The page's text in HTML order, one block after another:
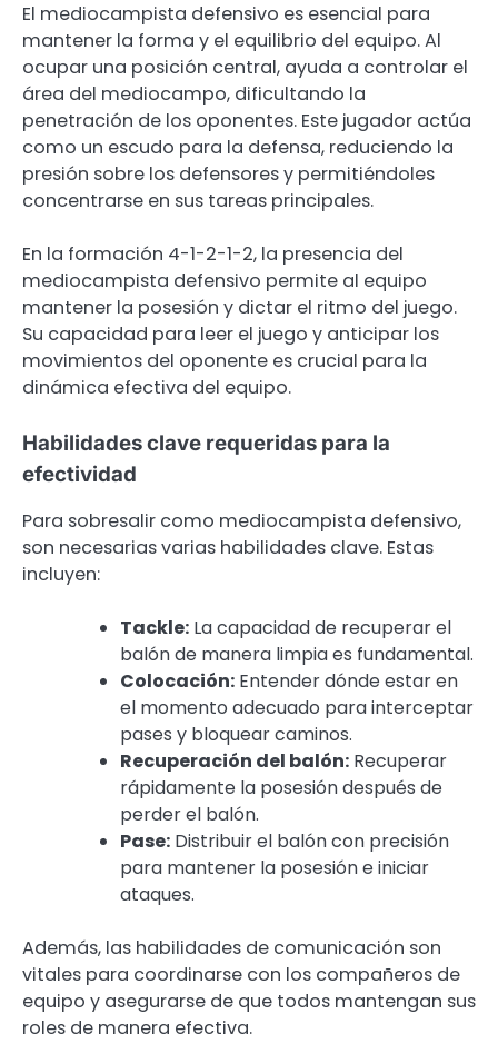
El mediocampista defensivo es esencial para
mantener la forma y el equilibrio del equipo. Al
ocupar una posición central, ayuda a controlar el
área del mediocampo, dificultando la
penetración de los oponentes. Este jugador actúa
como un escudo para la defensa, reduciendo la
presión sobre los defensores y permitiéndoles
concentrarse en sus tareas principales.
En la formación 4-1-2-1-2, la presencia del
mediocampista defensivo permite al equipo
mantener la posesión y dictar el ritmo del juego.
Su capacidad para leer el juego y anticipar los
movimientos del oponente es crucial para la
dinámica efectiva del equipo.
Habilidades clave requeridas para la
efectividad
Para sobresalir como mediocampista defensivo,
son necesarias varias habilidades clave. Estas
incluyen:
Tackle: La capacidad de recuperar el
balón de manera limpia es fundamental.
Colocación: Entender dónde estar en
el momento adecuado para interceptar
pases y bloquear caminos.
Recuperación del balón: Recuperar
rápidamente la posesión después de
perder el balón.
Pase: Distribuir el balón con precisión
para mantener la posesión e iniciar
ataques.
Además, las habilidades de comunicación son
vitales para coordinarse con los compañeros de
equipo y asegurarse de que todos mantengan sus
roles de manera efectiva.